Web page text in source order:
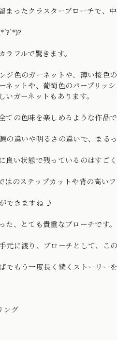
まったクラスターブローチで、
ラフルで驚きます。
ジ色のガーネットや、薄い桜色の
ットや、葡萄色のパープリッシ
ガーネットもあります。
ての色味を楽しめるような作品
の違いや明るさの違いで、まる
良い状態で残っているのはすご
はのステップカットや背の高い
できますね ♪
、とても貴重なブローチです。
元に渡り、ブローチとして、こ
でもう一度長く続くストーリーを
ング